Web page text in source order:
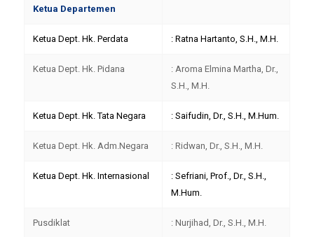
Ketua Departemen
Ketua Dept. Hk. Perdata : Ratna Hartanto, S.H., M.H.
Ketua Dept. Hk. Pidana
: Aroma Elmina Martha, Dr.,
S.H., M.H.
Ketua Dept. Hk. Tata Negara : Saifudin, Dr., S.H., M.Hum.
Ketua Dept. Hk. Adm.Negara : Ridwan, Dr., S.H., M.H.
Ketua Dept. Hk. Internasional
: Sefriani, Prof., Dr., S.H.,
M.Hum.
Pusdiklat : Nurjihad, Dr., S.H., M.H.